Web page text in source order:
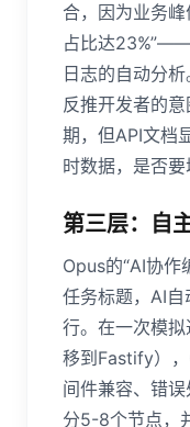
合，因为业务
占比达
日志的自动分
反推开发者的
期，但API文档
时数据，是否
第三层：自
Opus的“AI协作
任务标题，AI
行。在一次模
移到Fastify）
间件兼容、错
分5-8个节点，